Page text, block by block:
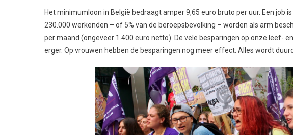
Het minimumloon in België bedraagt amper 9,65 euro bruto per uur. Een job
230.000 werkenden – of 5% van de beroepsbevolking – worden als arm
per maand (ongeveer 1.400 euro netto). De vele besparingen op onze leef-
erger. Op vrouwen hebben de besparingen nog meer effect. Alles wordt